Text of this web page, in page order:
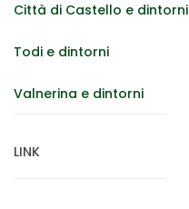
Città di Castello e dintorni
Todi e dintorni
Valnerina e dintorni
LINK